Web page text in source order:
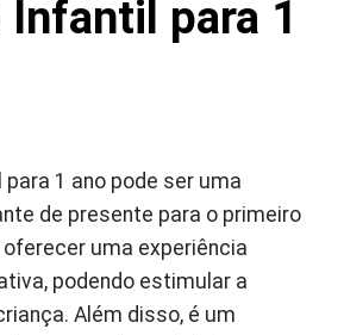
para 1
1 ano pode ser uma
de presente para o primeiro
oferecer uma experiência
podendo estimular a
Além disso, é um